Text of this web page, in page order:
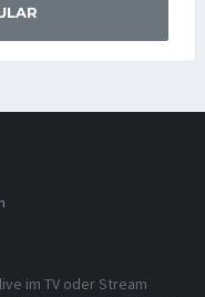
im TV oder Stream